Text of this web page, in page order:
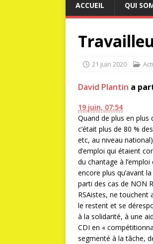
ACCUEIL QUI
21 juin 2020
David Plantin a
19 juin, 07:54
Quand de plus en plus
c’était plus de 80 %
etc, au niveau
d’emploi qui étaient
du chantage à
encore plus qu’avant
parti des cas de NON
RSAistes, ne touchent
le restent et se
à la solidarité, à une
CDI en «
segmenté à la tâche,